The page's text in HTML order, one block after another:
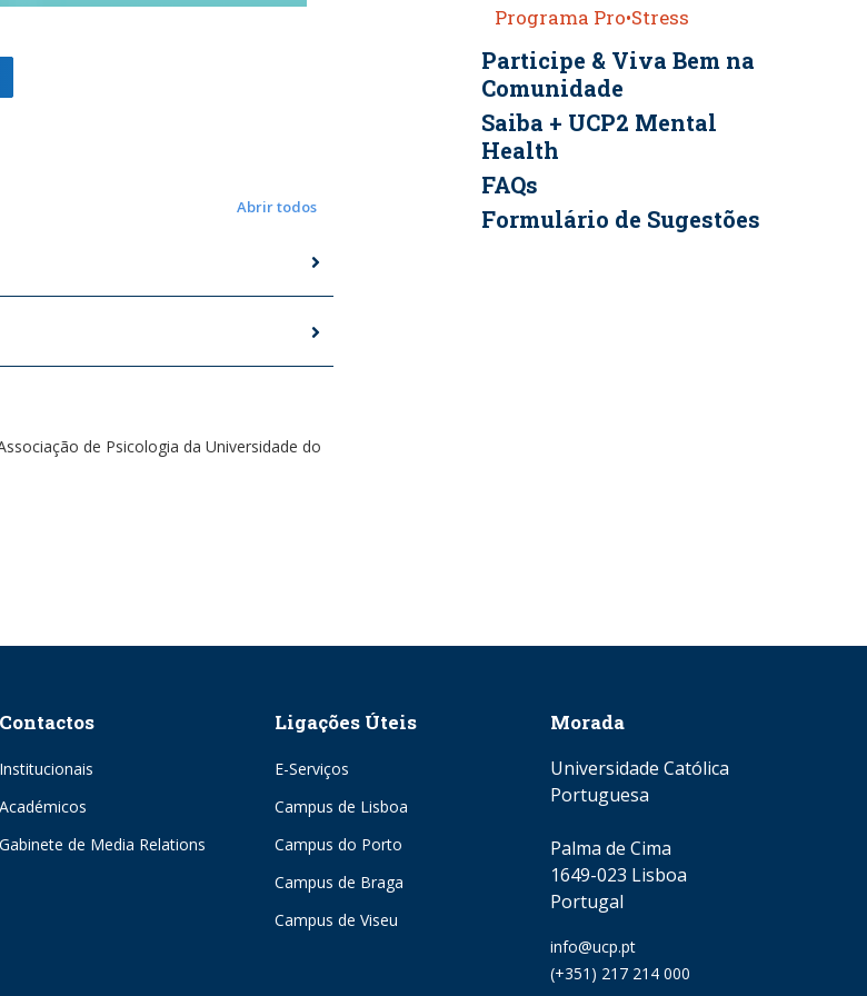
Abrir todos
de Psicologia da Universidade do
Programa Pro•Stress
Participe & Viva Bem na
Comunidade
Saiba + UCP2 Mental
Health
FAQs
Formulário de Sugestões
Contactos
Institucionais
Académicos
Gabinete de Media Relations
Ligações Úteis
E-Serviços
Campus de Lisboa
Campus do Porto
Campus de Braga
Campus de Viseu
Morada
Universidade Católica
Portuguesa
Palma de Cima
1649-023 Lisboa
Portugal
Email
info@ucp.pt
Phone
(+351) 217 214 000